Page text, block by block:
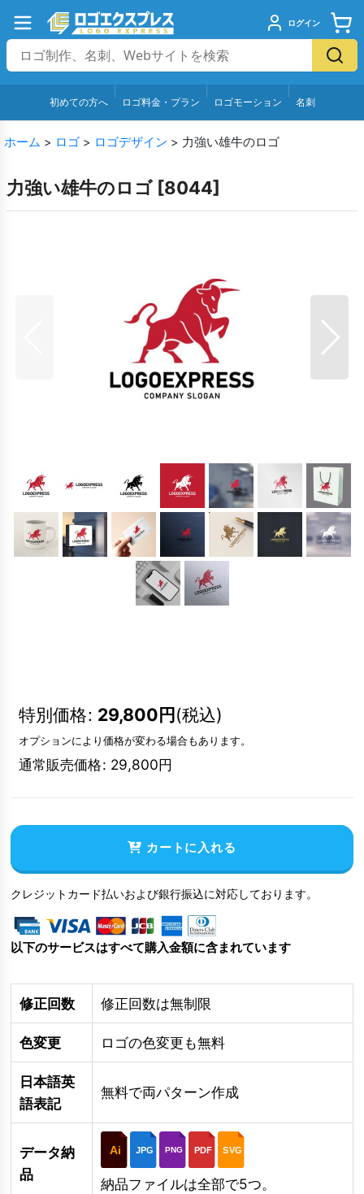
ログイン
初めての方へ ロゴ料金・プラン ロゴモーション 名刺
ホーム > ロゴ > ロゴデザイン > 力強い雄牛のロゴ
力強い雄牛のロゴ [8044]
特別価格: 29,800円(税込)
オプションにより価格が変わる場合もあります。
通常販売価格: 29,800円
カートに入れる
クレジットカード払いおよび銀行振込に対応しております。
以下のサービスはすべて購入金額に含まれています
修正回数 修正回数は無制限
色変更 ロゴの色変更も無料
日本語英
語表記
無料で両パターン作成
データ納
品
Ai JPG PNG PDF SVG
納品ファイルは全部で5つ。